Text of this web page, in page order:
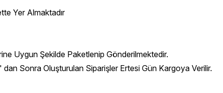
Yer Almaktadır
Uygun Şekilde Paketlenip Gönderilmektedir.
Sonra Oluşturulan Siparişler Ertesi Gün Kargoya Verilir.